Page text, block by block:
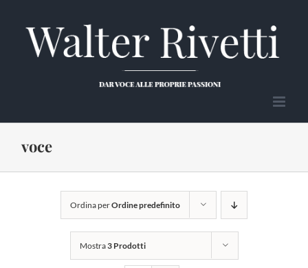
contenuto
voce
Ordina perOrdine predefinito
Mostra3 Prodotti